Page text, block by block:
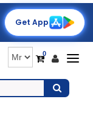
Get App
0